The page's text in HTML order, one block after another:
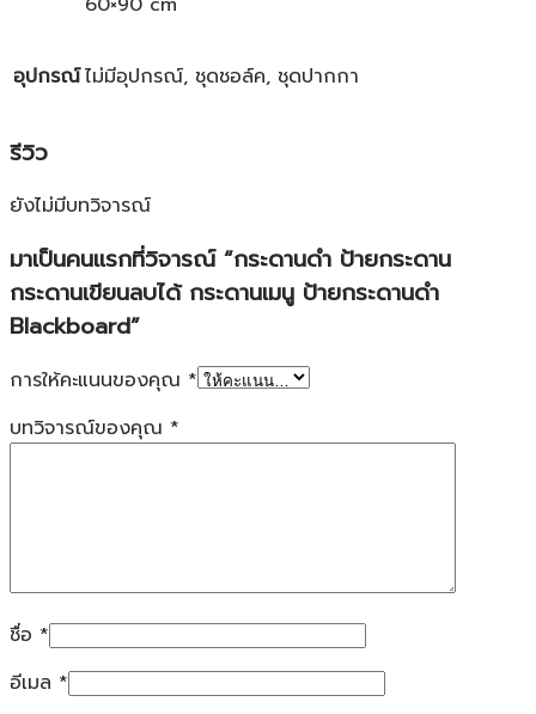
อุปกรณ์ไม่มีอุปกรณ์, ชุดชอล์ค, ชุดปากกา
รีวิว
ยังไม่มีบทวิจารณ์
มาเป็นคนแรกที่วิจารณ์ “กระดานดำ ป้ายกระดาน
กระดานเขียนลบได้ กระดานเมนู ป้ายกระดานดำ
Blackboard”
การให้คะแนนของคุณ *
บทวิจารณ์ของคุณ *
ชื่อ *
อีเมล *